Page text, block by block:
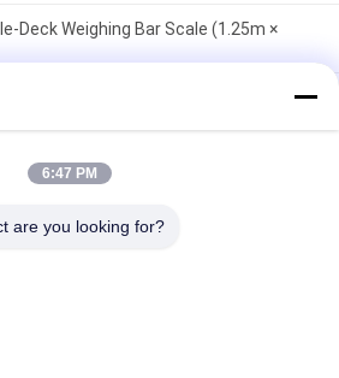
Deck Weighing Bar Scale (1.25m ×
médical Salle de dialyse de l'hôpital
de poids avec Bluetooth RS232
charge 1x1m 5 tonnes lourde échelle
6:47 PM
are you looking for?